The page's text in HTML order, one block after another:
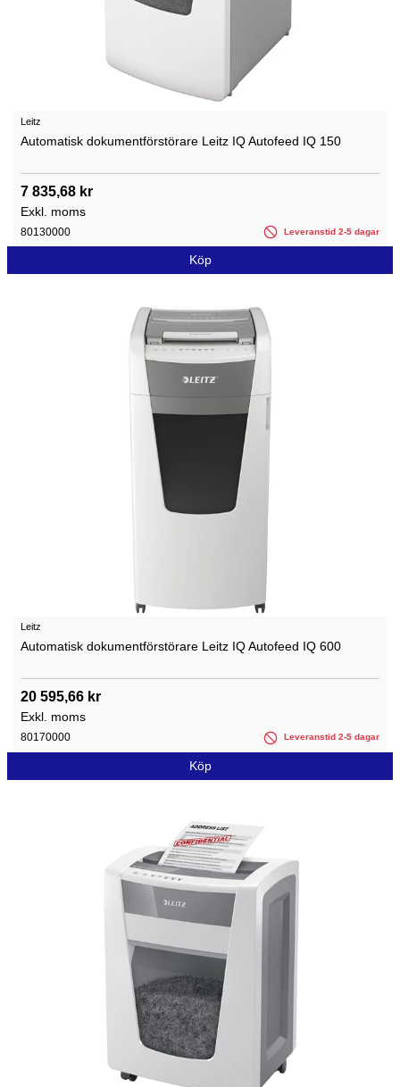
Leitz
Automatisk dokumentförstörare Leitz IQ Autofeed IQ 150
7 835,68 kr
Exkl. moms
80130000 Leveranstid 2-5 dagar
Köp
Leitz
Automatisk dokumentförstörare Leitz IQ Autofeed IQ 600
20 595,66 kr
Exkl. moms
80170000 Leveranstid 2-5 dagar
Köp